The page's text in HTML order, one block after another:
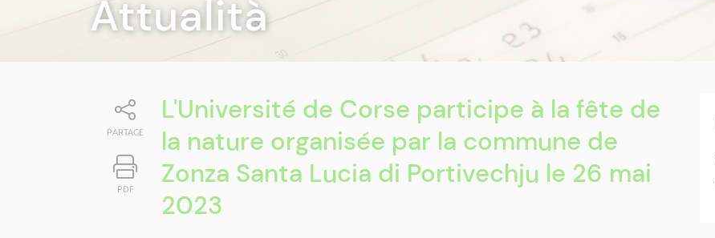
Attualità
PARTAGE
PDF
L'Université de Corse participe à la fête de
la nature organisée par la commune de
Zonza Santa Lucia di Portivechju le 26 mai
2023